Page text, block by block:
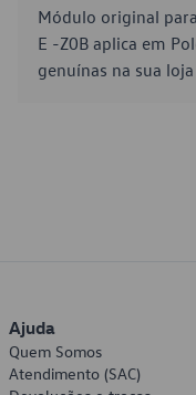
Módulo original
E -Z0B aplica em
genuínas na sua
Ajuda
Quem Somos
Atendimento (SAC)